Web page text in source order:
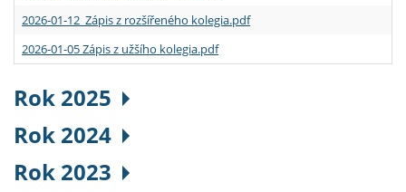
2026-01-12 Zápis z rozšířeného kolegia.pdf
2026-01-05 Zápis z užšího kolegia.pdf
Rok 2025
Rok 2024
Rok 2023